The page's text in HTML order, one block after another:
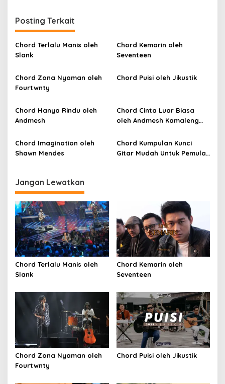
g
a
s
p
o
s
Posting Terkait
Chord Terlalu Manis oleh
Slank
Chord Kemarin oleh
Seventeen
Chord Zona Nyaman oleh
Fourtwnty
Chord Puisi oleh Jikustik
Chord Hanya Rindu oleh
Andmesh
Chord Cinta Luar Biasa
oleh Andmesh Kamaleng
SKA)
Chord Imagination oleh
Shawn Mendes
Chord Kumpulan Kunci
Gitar Mudah Untuk Pemula
Jangan Lewatkan
Chord Terlalu Manis oleh
Slank
Chord Kemarin oleh
Seventeen
Chord Zona Nyaman oleh
Fourtwnty
Chord Puisi oleh Jikustik